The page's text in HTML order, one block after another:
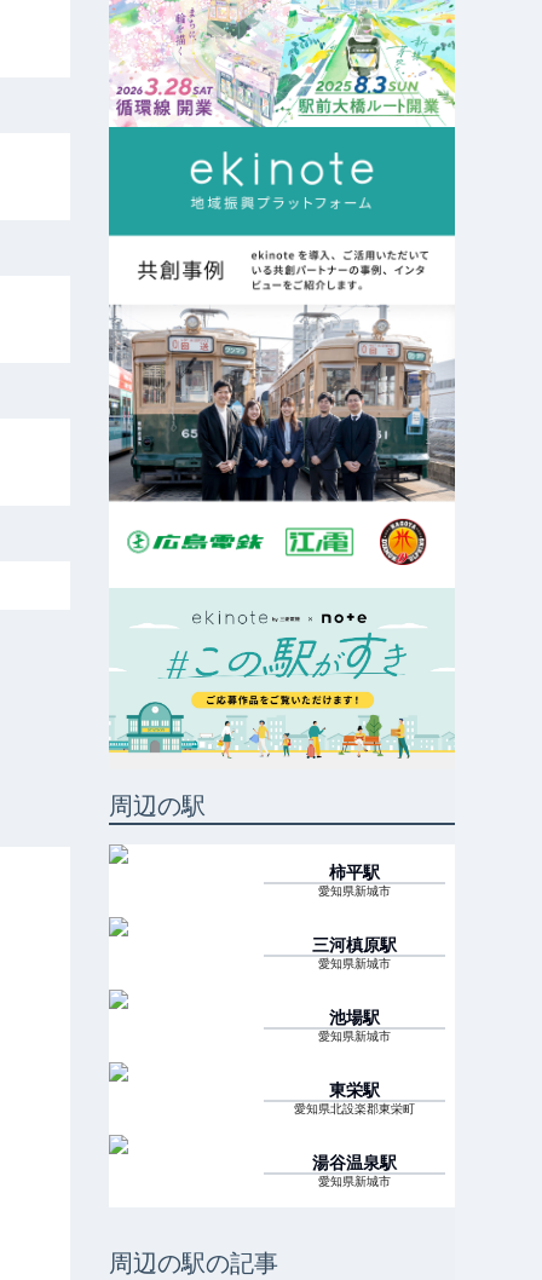
周辺の駅
柿平駅
愛知県新城市
三河槙原駅
愛知県新城市
池場駅
愛知県新城市
東栄駅
愛知県北設楽郡東栄町
湯谷温泉駅
愛知県新城市
周辺の駅の記事